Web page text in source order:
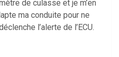
de culasse et je m’en
ma conduite pour ne
l’alerte de l’ECU.